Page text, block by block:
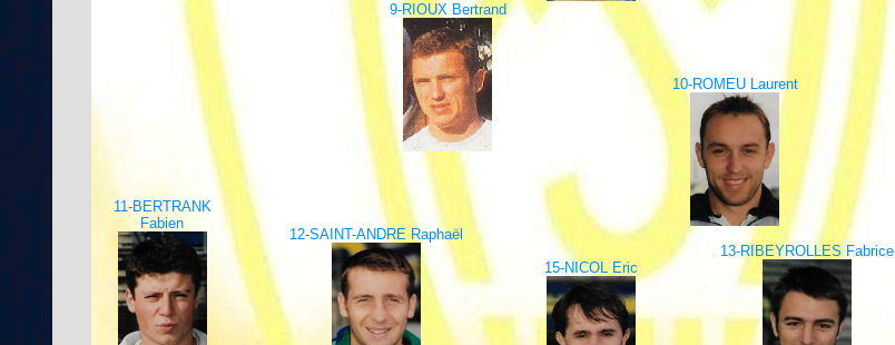
9-RIOUX Bertrand
10-ROMEU Laurent
11-BERTRANK
Fabien
12-SAINT-ANDRE Raphaël
13-RIBEYROLLES Fabrice
15-NICOL Eric